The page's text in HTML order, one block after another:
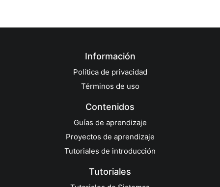
Información
Política de privacidad
Términos de uso
Contenidos
Guías de aprendizaje
Proyectos de aprendizaje
Tutoriales de introducción
Tutoriales